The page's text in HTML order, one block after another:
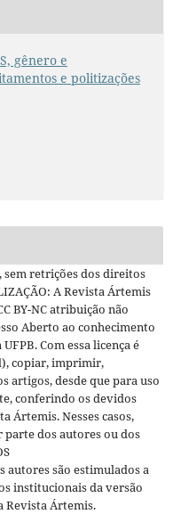
gênero e
e politizações
sem retrições dos direitos
A Revista Ártemis
BY-NC atribuição não
Aberto ao conhecimento
Com essa licença é
copiar, imprimir,
desde que para uso
conferindo os devidos
Ártemis. Nesses casos,
parte dos autores ou dos
autores são estimulados a
institucionais da versão
Revista Ártemis.